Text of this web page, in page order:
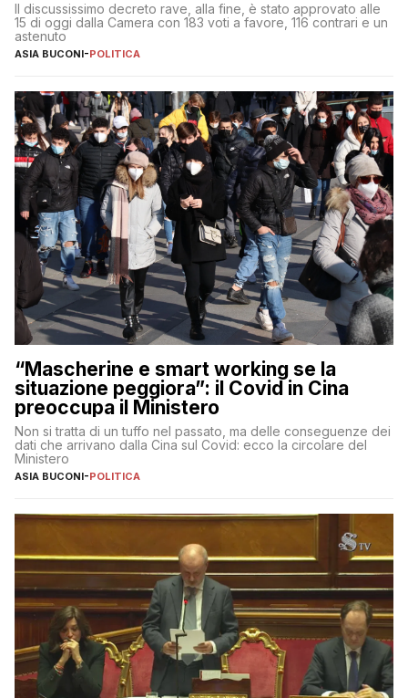
Il discussissimo decreto rave, alla fine, è stato approvato alle
15 di oggi dalla Camera con 183 voti a favore, 116 contrari e un
astenuto
ASIA BUCONI-POLITICA
“Mascherine e smart working se la
situazione peggiora”: il Covid in Cina
preoccupa il Ministero
Non si tratta di un tuffo nel passato, ma delle conseguenze dei
dati che arrivano dalla Cina sul Covid: ecco la circolare del
Ministero
ASIA BUCONI-POLITICA